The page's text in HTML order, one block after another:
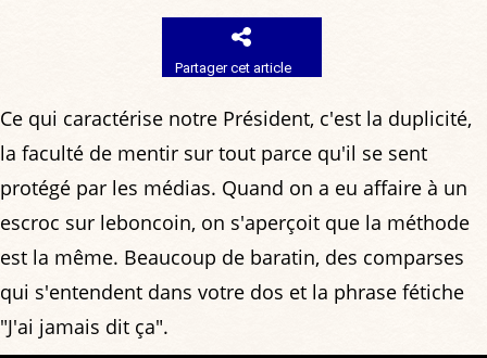
Partager cet article
Ce qui caractérise notre Président, c'est la duplicité,
la faculté de mentir sur tout parce qu'il se sent
protégé par les médias. Quand on a eu affaire à un
escroc sur leboncoin, on s'aperçoit que la méthode
est la même. Beaucoup de baratin, des comparses
qui s'entendent dans votre dos et la phrase fétiche
"J'ai jamais dit ça".